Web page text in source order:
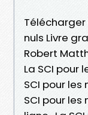
Télécharger
nuls Livre
Robert
La SCI pour
SCI pour les
SCI pour les